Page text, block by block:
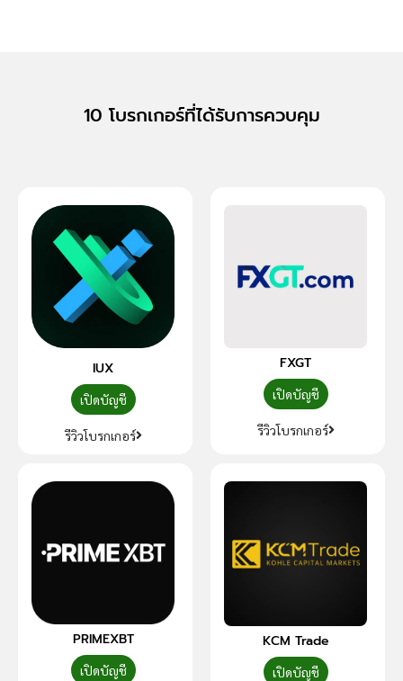
10 โบรกเกอร์ที่ได้รับการควบคุม
IUX
เปิดบัญชี
รีวิวโบรกเกอร์
FXGT
เปิดบัญชี
รีวิวโบรกเกอร์
PRIMEXBT
เปิดบัญชี
KCM Trade
เปิดบัญชี